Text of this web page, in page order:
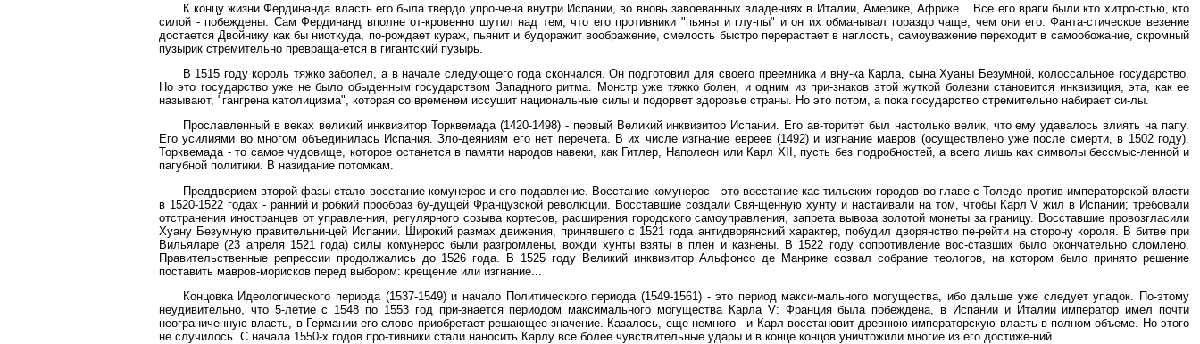
К концу жизни Фердинанда власть его была твердо упро-чена внутри Испании, во вновь завоеванных владениях в Италии, Америке, Африке... Все его враги были кто хитро-стью, кто
силой - побеждены. Сам Фердинанд вполне от-кровенно шутил над тем, что его противники "пьяны и глу-пы" и он их обманывал гораздо чаще, чем они его. Фанта-стическое везение
достается Двойнику как бы ниоткуда, по-рождает кураж, пьянит и будоражит воображение, смелость быстро перерастает в наглость, самоуважение переходит в самообожание, скромный
пузырик стремительно превраща-ется в гигантский пузырь.
В 1515 году король тяжко заболел, а в начале следующего года скончался. Он подготовил для своего преемника и вну-ка Карла, сына Хуаны Безумной, колоссальное государство.
Но это государство уже не было обыденным государством Западного ритма. Монстр уже тяжко болен, и одним из при-знаков этой жуткой болезни становится инквизиция, эта, как ее
называют, "гангрена католицизма", которая со временем иссушит национальные силы и подорвет здоровье страны. Но это потом, а пока государство стремительно набирает си-лы.
Прославленный в веках великий инквизитор Торквемада (1420-1498) - первый Великий инквизитор Испании. Его ав-торитет был настолько велик, что ему удавалось влиять на папу.
Его усилиями во многом объединилась Испания. Зло-деяниям его нет перечета. В их числе изгнание евреев (1492) и изгнание мавров (осуществлено уже после смерти, в 1502 году).
Торквемада - то самое чудовище, которое останется в памяти народов навеки, как Гитлер, Наполеон или Карл XII, пусть без подробностей, а всего лишь как символы бессмыс-ленной и
пагубной политики. В назидание потомкам.
Преддверием второй фазы стало восстание комунерос и его подавление. Восстание комунерос - это восстание кас-тильских городов во главе с Толедо против императорской власти
в 1520-1522 годах - ранний и робкий прообраз бу-дущей Французской революции. Восставшие создали Свя-щенную хунту и настаивали на том, чтобы Карл V жил в Испании; требовали
отстранения иностранцев от управле-ния, регулярного созыва кортесов, расширения городского самоуправления, запрета вывоза золотой монеты за границу. Восставшие провозгласили
Хуану Безумную правительни-цей Испании. Широкий размах движения, принявшего с 1521 года антидворянский характер, побудил дворянство пе-рейти на сторону короля. В битве при
Вильяларе (23 апреля 1521 года) силы комунерос были разгромлены, вожди хунты взяты в плен и казнены. В 1522 году сопротивление вос-ставших было окончательно сломлено.
Правительственные репрессии продолжались до 1526 года. В 1525 году Великий инквизитор Альфонсо де Манрике созвал собрание теологов, на котором было принято решение
поставить мавров-морисков перед выбором: крещение или изгнание...
Концовка Идеологического периода (1537-1549) и начало Политического периода (1549-1561) - это период макси-мального могущества, ибо дальше уже следует упадок. По-этому
неудивительно, что 5-летие с 1548 по 1553 год при-знается периодом максимального могущества Карла V: Франция была побеждена, в Испании и Италии император имел почти
неограниченную власть, в Германии его слово приобретает решающее значение. Казалось, еще немного - и Карл восстановит древнюю императорскую власть в полном объеме. Но этого
не случилось. С начала 1550-х годов про-тивники стали наносить Карлу все более чувствительные удары и в конце концов уничтожили многие из его достиже-ний.